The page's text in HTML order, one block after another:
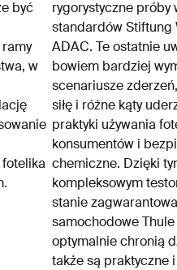
być
w
rygorystyczne próby
standardów Stiftung
ADAC. Te ostatnie
bowiem bardziej
scenariusze
siłę i różne kąty
praktyki używania
konsumentów i
chemiczne. Dzięki
kompleksowym
stanie
samochodowe
optymalnie chronią
także są praktyczne